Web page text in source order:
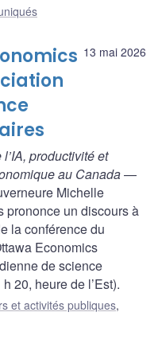
13 mai 2026
productivité et
au Canada—
Michelle
prononce un discours à
la conférence du
Economics
de science
20, heure de l’Est).
et activités publiques,